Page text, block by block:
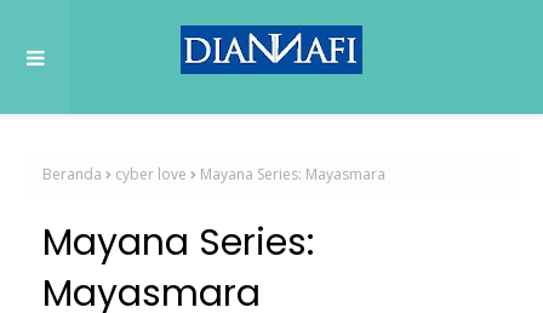
Beranda cyber love Mayana Series: Mayasmara
Mayana Series:
Mayasmara